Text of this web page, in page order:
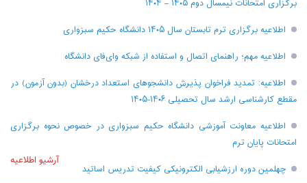
برگزاری امتحانات نیمسال دوم ۱۴۰۵ – ۱۴۰۴
اطلاعیه برگزاری ترم تابستان سال ۱۴۰۵ دانشگاه حکیم سبزواری
اطلاعیه مهم؛ راهنمای اتصال و استفاده از شبکه وای‌فای دانشگاه
اطلاعیه: تمدید فراخوان پذیرش دانشجو‌های استعداد درخشان (بدون آزمون) در
مقطع کارشناسی ارشد سال تحصیلی ۱۴۰۶-۱۴۰۵
اطلاعیه معاونت آموزشی دانشگاه حکیم سبزواری در خصوص نحوه برگزاری
امتحانات پایان ترم
چهلمین دوره ارزشیابی الکترونیکی کیفیت تدریس اساتید
آرشیو اطلاعیه